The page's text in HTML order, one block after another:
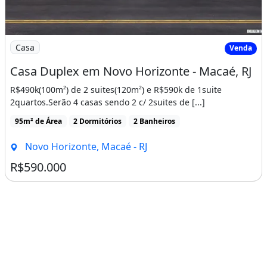
Imagem: Casa Duplex em Novo Horizonte - Macaé
Casa Venda
Casa Duplex em Novo Horizonte - Macaé, RJ
R$490k(100m²) de 2 suites(120m²) e R$590k de 1suite
2quartos.Serão 4 casas sendo 2 c/ 2suites de [...]
95m² de Área 2 Dormitórios 2 Banheiros
Novo Horizonte, Macaé - RJ
R$590.000